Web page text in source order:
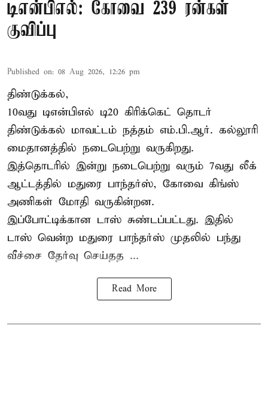
டிஎன்பிஎல்: கோவை 239 ரன்கள்
குவிப்பு
Published on: 08 Aug 2026, 12:26 pm
திண்டுக்கல்,
10வது டிஎன்பிஎல் டி20 கிரிக்கெட் தொடர்
திண்டுக்கல் மாவட்டம் நத்தம் எம்.பி.ஆர். கல்லூரி
மைதானத்தில் நடைபெற்று வருகிறது.
இத்தொடரில் இன்று நடைபெற்று வரும் 7வது லீக்
ஆட்டத்தில் மதுரை பாந்தர்ஸ், கோவை கிங்ஸ்
அணிகள் மோதி வருகின்றன.
இப்போட்டிக்கான டாஸ் சுண்டப்பட்டது. இதில்
டாஸ் வென்ற மதுரை பாந்தர்ஸ் முதலில் பந்து
வீச்சை தேர்வு செய்தத ...
Read More